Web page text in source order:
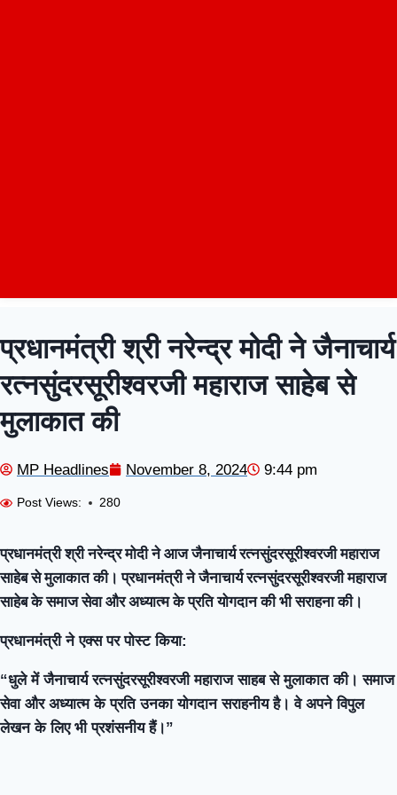
प्रधानमंत्री श्री नरेन्द्र मोदी ने जैनाचार्य
रत्नसुंदरसूरीश्वरजी महाराज साहेब से
मुलाकात की
MP Headlines November 8, 2024 9:44 pm
Post Views: 280
प्रधानमंत्री श्री नरेन्द्र मोदी ने आज जैनाचार्य रत्नसुंदरसूरीश्वरजी महाराज
साहेब से मुलाकात की। प्रधानमंत्री ने जैनाचार्य रत्नसुंदरसूरीश्वरजी महाराज
साहेब के समाज सेवा और अध्यात्म के प्रति योगदान की भी सराहना की।
प्रधानमंत्री ने एक्स पर पोस्ट किया:
“धुले में जैनाचार्य रत्नसुंदरसूरीश्वरजी महाराज साहब से मुलाकात की। समाज
सेवा और अध्यात्म के प्रति उनका योगदान सराहनीय है। वे अपने विपुल
लेखन के लिए भी प्रशंसनीय हैं।”